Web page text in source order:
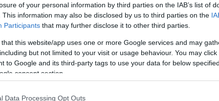
of your personal information by third parties on the IAB’s list of
This information may also be disclosed by us to third parties on the
Participants that may further disclose it to other third parties.
that this website/app uses one or more Google services and may
but not limited to your visit or usage behaviour. You may
to Google and its third-party tags to use your data for below
consent section.
Data Processing Opt Outs
tudiv Spodnjem Sečovem . V tem primeru je storilec
Ukradel je agregat, pnevmatsko kladivo in nekaj